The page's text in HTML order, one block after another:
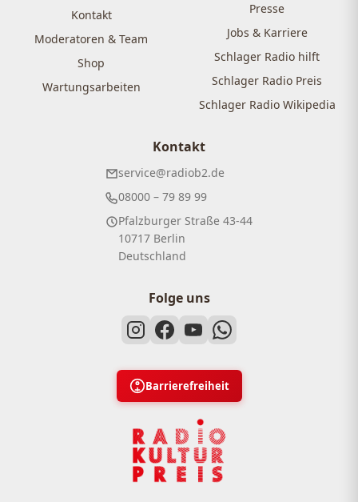
Kontakt
Moderatoren & Team
Shop
Wartungsarbeiten
Presse
Jobs & Karriere
Schlager Radio hilft
Schlager Radio Preis
Schlager Radio Wikipedia
Kontakt
service@radiob2.de
08000 – 79 89 99
Pfalzburger Straße 43-44
10717 Berlin
Deutschland
Folge uns
Barrierefreiheit